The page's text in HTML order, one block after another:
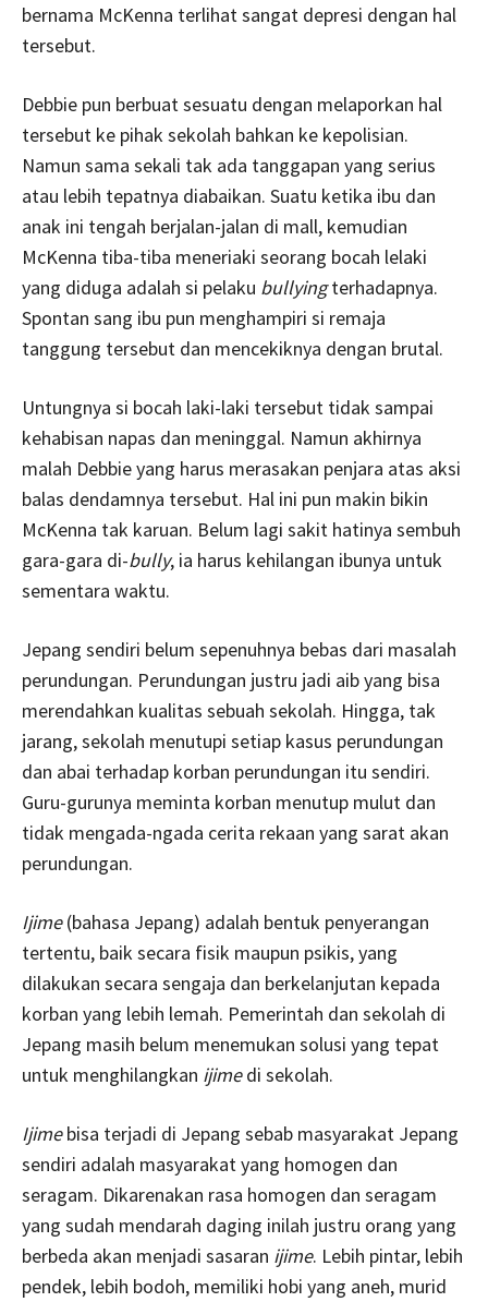
bernama McKenna terlihat sangat depresi dengan hal
tersebut.
Debbie pun berbuat sesuatu dengan melaporkan hal
tersebut ke pihak sekolah bahkan ke kepolisian.
Namun sama sekali tak ada tanggapan yang serius
atau lebih tepatnya diabaikan. Suatu ketika ibu dan
anak ini tengah berjalan-jalan di mall, kemudian
McKenna tiba-tiba meneriaki seorang bocah lelaki
yang diduga adalah si pelaku bullyingterhadapnya.
Spontan sang ibu pun menghampiri si remaja
tanggung tersebut dan mencekiknya dengan brutal.
Untungnya si bocah laki-laki tersebut tidak sampai
kehabisan napas dan meninggal. Namun akhirnya
malah Debbie yang harus merasakan penjara atas aksi
balas dendamnya tersebut. Hal ini pun makin bikin
McKenna tak karuan. Belum lagi sakit hatinya sembuh
gara-gara di-bully, ia harus kehilangan ibunya untuk
sementara waktu.
Jepang sendiri belum sepenuhnya bebas dari masalah
perundungan. Perundungan justru jadi aib yang bisa
merendahkan kualitas sebuah sekolah. Hingga, tak
jarang, sekolah menutupi setiap kasus perundungan
dan abai terhadap korban perundungan itu sendiri.
Guru-gurunya meminta korban menutup mulut dan
tidak mengada-ngada cerita rekaan yang sarat akan
perundungan.
Ijime(bahasa Jepang) adalah bentuk penyerangan
tertentu, baik secara fisik maupun psikis, yang
dilakukan secara sengaja dan berkelanjutan kepada
korban yang lebih lemah. Pemerintah dan sekolah di
Jepang masih belum menemukan solusi yang tepat
untuk menghilangkan ijimedi sekolah.
Ijimebisa terjadi di Jepang sebab masyarakat Jepang
sendiri adalah masyarakat yang homogen dan
seragam. Dikarenakan rasa homogen dan seragam
yang sudah mendarah daging inilah justru orang yang
berbeda akan menjadi sasaran ijime. Lebih pintar, lebih
pendek, lebih bodoh, memiliki hobi yang aneh, murid